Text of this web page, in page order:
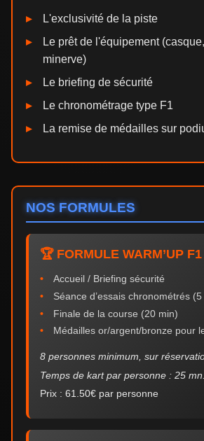
L'exclusivité de la piste
Le prêt de l'équipement
minerve)
Le briefing de sécurité
Le chronométrage type F1
La remise de médailles sur
NOS FORMULES
🏆 FORMULE WARM’UP F1
Accueil / Briefing sécurité
Séance d’essais chronométrés
Finale de la course (20 min)
Médailles or/argent/bronze pour
8 personnes minimum, sur
Temps de kart par personne : 25 mn.
Prix : 61.50€ par personne